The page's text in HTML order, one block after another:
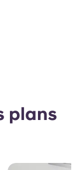
plans